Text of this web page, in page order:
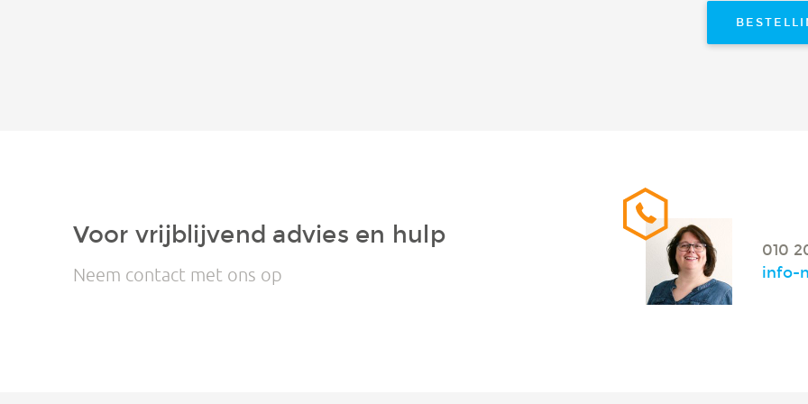
Voor vrijblijvend advies en hulp
Neem contact met ons op
010
info-